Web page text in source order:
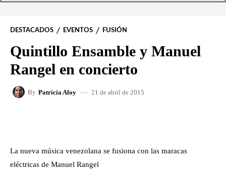
DESTACADOS EVENTOS FUSIÓN
Quintillo Ensamble y Manuel
Rangel en concierto
By Patricia Aloy 21 de abril de 2015
La nueva música venezolana se fusiona con las maracas
eléctricas de Manuel Rangel